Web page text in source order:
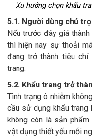
Xu hướng chọn khẩu
5.1. Người dùng chú
Nếu trước đây giá
thì hiện nay sự thoải
đang trở thành tiêu chí
trang.
5.2. Khẩu trang trở
Tình trạng ô nhiễm
cầu sử dụng khẩu trang
không còn là sản
vật dụng thiết yếu mỗi